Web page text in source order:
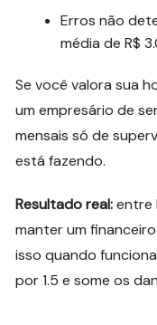
Erros não
média de R$
Se você valora sua
um empresário de
mensais só de
está fazendo.
Resultado real:entre
manter um
isso quando
por 1.5 e some os